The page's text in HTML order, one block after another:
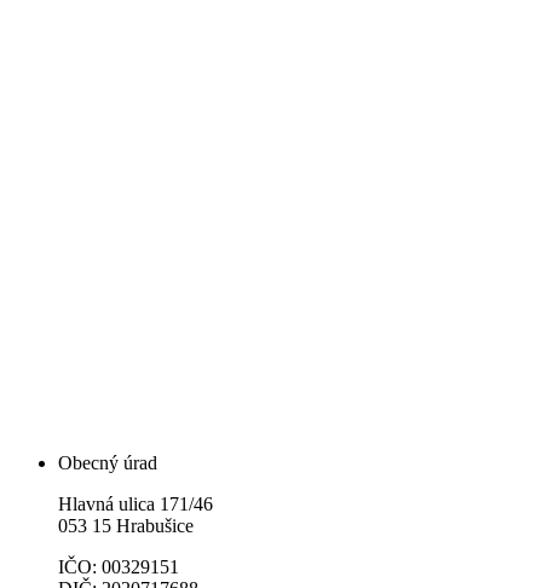
Obecný úrad
Hlavná ulica 171/46
053 15 Hrabušice
IČO: 00329151